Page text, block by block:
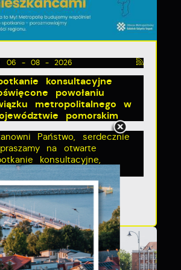
06 - 08 - 2026
konsultacyjne
powołaniu
metropolitalnego w
pomorskim
Państwo, serdecznie
na otwarte
konsultacyjne,
powołaniu...